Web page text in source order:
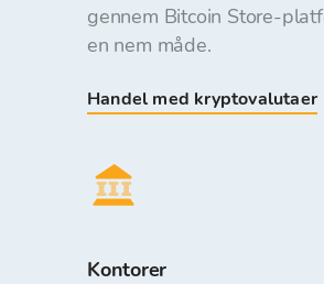
gennem Bitcoin Store-
en nem måde.
Handel med kryptovalutaer
Kontorer